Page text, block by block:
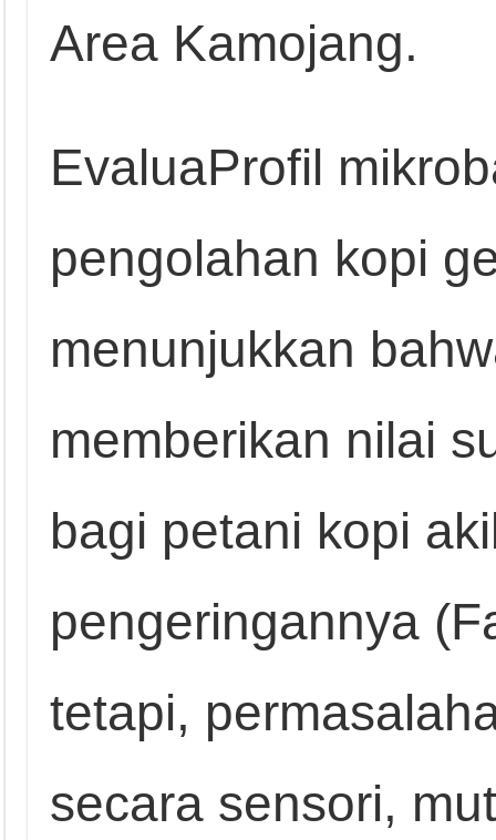
Area Kamojang.
EvaluaProfil
pengolahan kopi
menunjukkan
memberikan nilai
bagi petani kopi
pengeringannya
tetapi,
secara sensori,